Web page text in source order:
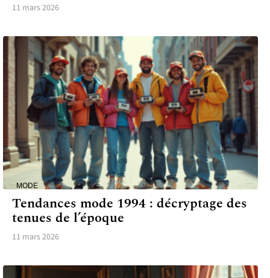
11 mars 2026
MODE
Tendances mode 1994 : décryptage des
tenues de l’époque
11 mars 2026